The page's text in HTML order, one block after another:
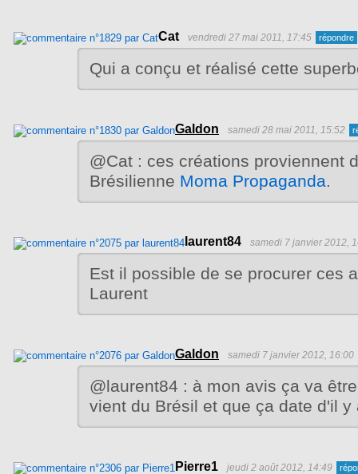
Cat vendredi 27 mai 2011, 17:45
Qui a conçu et réalisé cette
Galdon samedi 28 mai 2011, 15:52
@Cat : ces créations proviennent
Brésilienne Moma Propaganda.
laurent84 samedi 7 janvier 2012,
Est il possible de se procurer ces
Laurent
Galdon samedi 7 janvier 2012, 16:00
@laurent84 : à mon avis ça va
vient du Brésil et que ça date d'il y
Pierre1 jeudi 2 août 2012, 14:49